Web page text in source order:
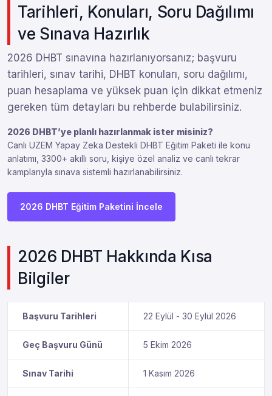
Tarihleri, Konuları, Soru Dağılımı
ve Sınava Hazırlık
2026 DHBT sınavına hazırlanıyorsanız; başvuru
tarihleri, sınav tarihi, DHBT konuları, soru dağılımı,
puan hesaplama ve yüksek puan için dikkat etmeniz
gereken tüm detayları bu rehberde bulabilirsiniz.
2026 DHBT’ye planlı hazırlanmak ister misiniz?
Canlı UZEM Yapay Zeka Destekli DHBT Eğitim Paketi ile konu
anlatımı, 3300+ akıllı soru, kişiye özel analiz ve canlı tekrar
kamplarıyla sınava sistemli hazırlanabilirsiniz.
2026 DHBT Eğitim Paketini İncele
2026 DHBT Hakkında Kısa
Bilgiler
Başvuru Tarihleri 22 Eylül - 30 Eylül 2026
Geç Başvuru Günü 5 Ekim 2026
Sınav Tarihi 1 Kasım 2026